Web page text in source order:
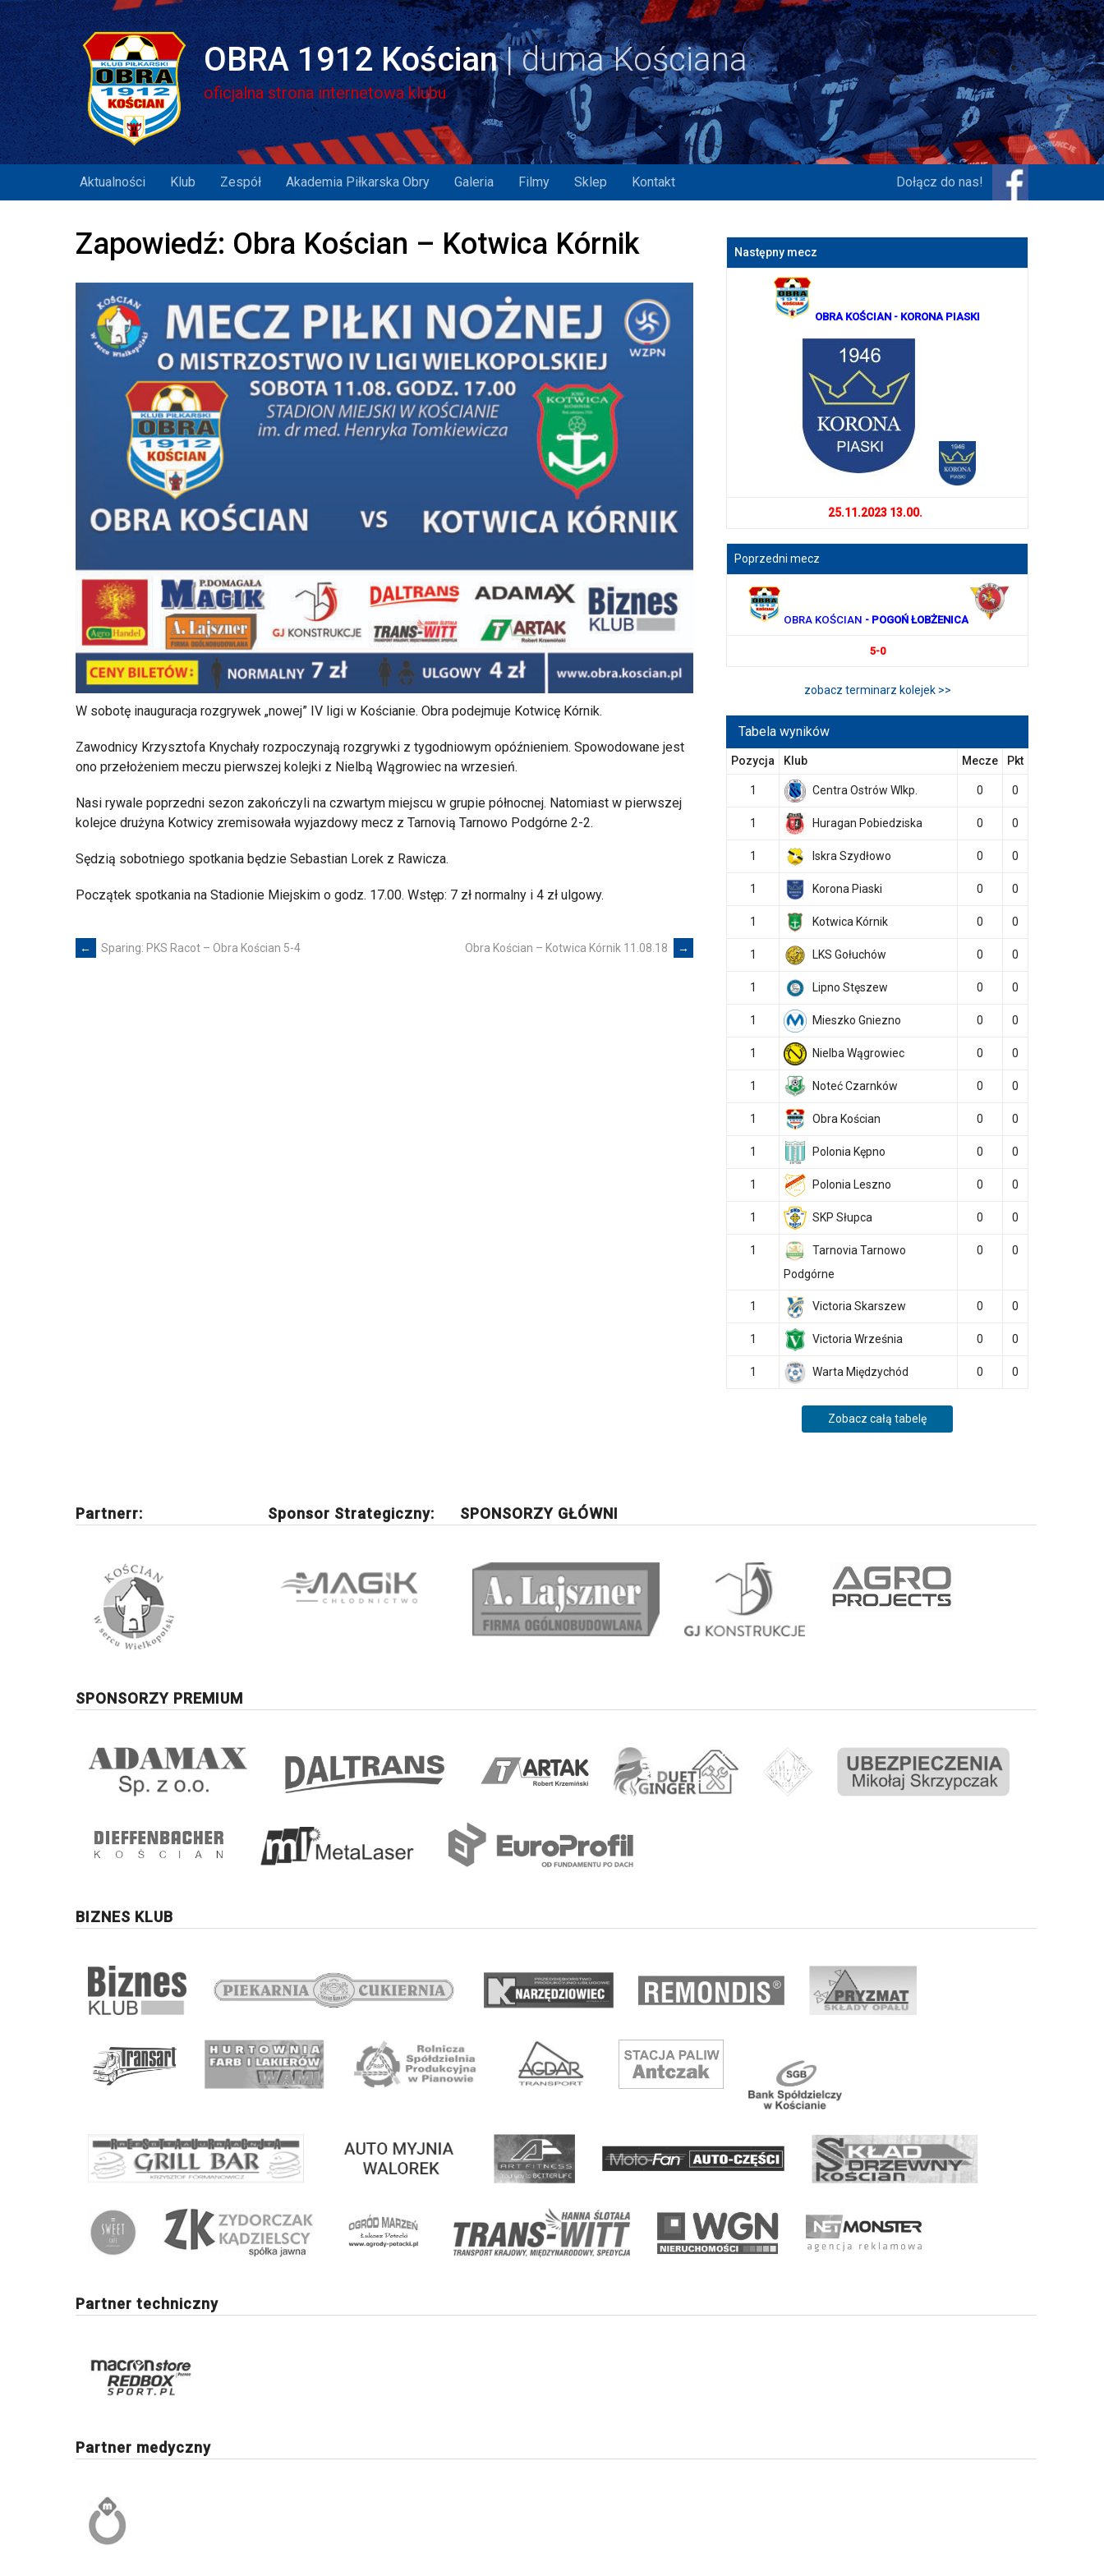
Skip
to
content
OBRA 1912 Kościan
oficjalna strona internetowa klubu
Aktualności Klub Zespół Akademia Piłkarska Obry Galeria Filmy Sklep Kontakt Dołącz do nas!
Zapowiedź: Obra Kościan – Kotwica Kórnik
W sobotę inauguracja rozgrywek „nowej” IV ligi w Kościanie. Obra podejmuje Kotwicę Kórnik.
Zawodnicy Krzysztofa Knychały rozpoczynają rozgrywki z tygodniowym opóźnieniem. Spowodowane jest
ono przełożeniem meczu pierwszej kolejki z Nielbą Wągrowiec na wrzesień.
Nasi rywale poprzedni sezon zakończyli na czwartym miejscu w grupie północnej. Natomiast w pierwszej
kolejce drużyna Kotwicy zremisowała wyjazdowy mecz z Tarnovią Tarnowo Podgórne 2-2.
Sędzią sobotniego spotkania będzie Sebastian Lorek z Rawicza.
Początek spotkania na Stadionie Miejskim o godz. 17.00. Wstęp: 7 zł normalny i 4 zł ulgowy.
Post
← Sparing: PKS Racot – Obra Kościan 5-4 Obra Kościan – Kotwica Kórnik 11.08.18 →
Następny mecz
OBRA KOŚCIAN - KORONA PIASKI
25.11.2023 13.00.
Poprzedni mecz
OBRA KOŚCIAN - POGOŃ ŁOBŻENICA
5-0
zobacz terminarz kolejek >>
Tabela wyników
Pozycja Klub Mecze Pkt
1 Centra Ostrów Wlkp. 0 0
1 Huragan Pobiedziska 0 0
1 Iskra Szydłowo 0 0
1 Korona Piaski 0 0
1 Kotwica Kórnik 0 0
1 LKS Gołuchów 0 0
1 Lipno Stęszew 0 0
1 Mieszko Gniezno 0 0
1 Nielba Wągrowiec 0 0
1 Noteć Czarnków 0 0
1 Obra Kościan 0 0
1 Polonia Kępno 0 0
1 Polonia Leszno 0 0
1 SKP Słupca 0 0
1
Tarnovia Tarnowo
Podgórne
0 0
1 Victoria Skarszew 0 0
1 Victoria Września 0 0
1 Warta Międzychód 0 0
Zobacz całą tabelę
Partnerr: Sponsor Strategiczny: SPONSORZY GŁÓWNI
SPONSORZY PREMIUM
BIZNES KLUB
Partner techniczny
Partner medyczny